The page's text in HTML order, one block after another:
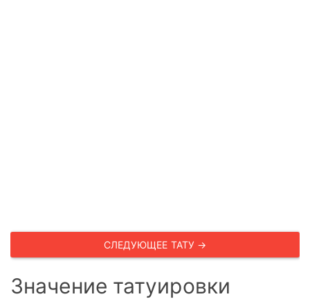
СЛЕДУЮЩЕЕ ТАТУ →
Значение татуировки